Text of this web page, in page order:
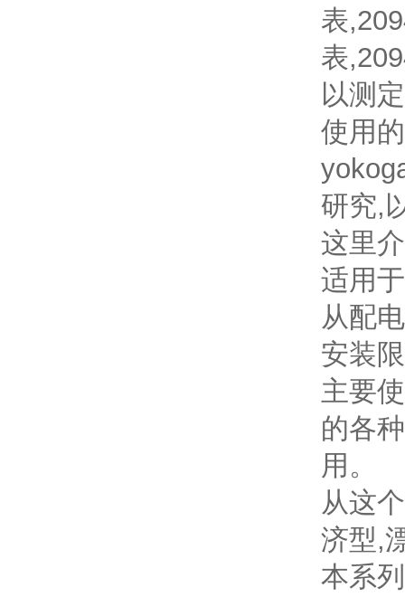
表
表
以测
使用
研究,
这里
适用
从配
安装
主要
的各
用。
从这
济型,
本系